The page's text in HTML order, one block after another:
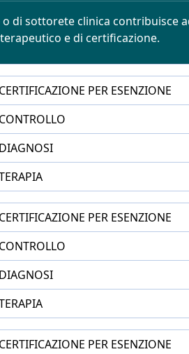
di sottorete clinica contribuisce
e di certificazione.
CERTIFICAZIONE PER ESENZIONE
CONTROLLO
DIAGNOSI
CERTIFICAZIONE PER ESENZIONE
CONTROLLO
DIAGNOSI
CERTIFICAZIONE PER ESENZIONE